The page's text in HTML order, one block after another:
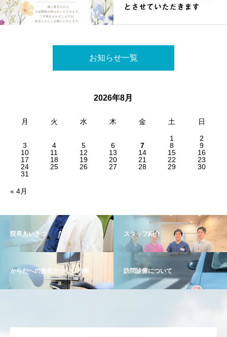
とさせていただきます
お知らせ一覧
2026年8月
月 火 水 木 金 土 日
1
2
3
4 5 6 7 8
9
10
11 12 13 14 15
16
17
18 19 20 21 22
23
24
25 26 27 28 29
30
31
« 4月
院長あいさつ スタッフ紹介
からだへの負担が少ない治療 訪問診療について